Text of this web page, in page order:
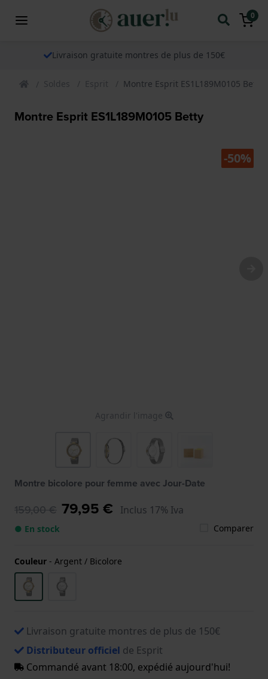
0
Livraison gratuite montres de plus de 150€
Soldes Esprit Montre Esprit ES1L189M0105 Betty
Montre Esprit ES1L189M0105 Betty
-50%
Agrandir l'image
Montre bicolore pour femme avec Jour-Date
159,00 € 79,95 € Inclus 17% Iva
● En stock Comparer
Couleur - Argent / Bicolore
Livraison gratuite montres de plus de 150€
Distributeur officiel de Esprit
Commandé avant 18:00, expédié aujourd'hui!